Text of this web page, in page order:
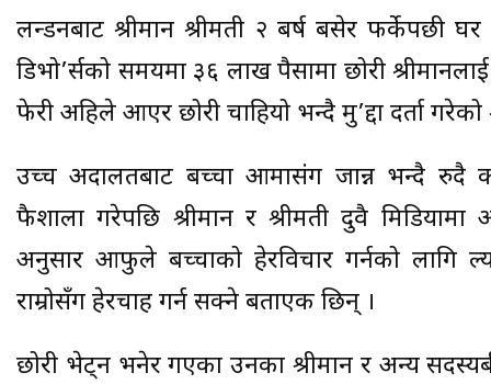
लन्डनबाट श्रीमान श्रीमती २ बर्ष बसेर फर्केपछी घर
डिभो’र्सको समयमा ३६ लाख पैसामा छोरी श्रीमानलाई
फेरी अहिले आएर छोरी चाहियो भन्दै मु’द्दा दर्ता
उच्च अदालतबाट बच्चा आमासंग जान्न भन्दै रुदै
फैशाला गरेपछि श्रीमान र श्रीमती दुवै
अनुसार आफुले बच्चाको हेरविचार गर्नको
राम्रोसँग हेरचाह गर्न सक्ने बताएकी छिन् ।
छोरी भेट्न भनेर गएका उनका श्रीमान र अन्य